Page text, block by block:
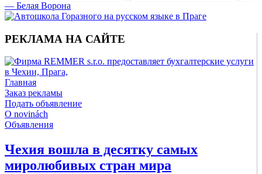
РЕКЛАМА НА САЙТЕ
Главная
Заказ рекламы
Подать объявление
O novinách
Объявления
Чехия вошла в десятку самых
миролюбивых стран мира